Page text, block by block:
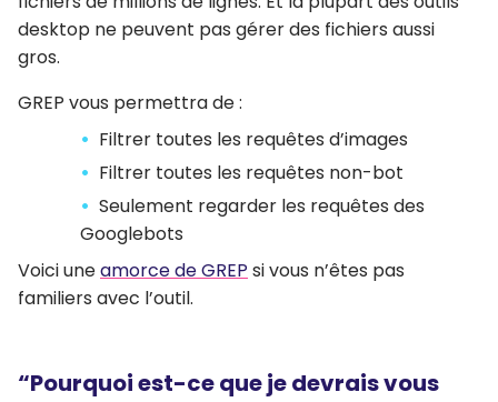
desktop ne peuvent pas gérer des fichiers aussi
gros.
GREP vous permettra de :
Filtrer toutes les requêtes d’images
Filtrer toutes les requêtes non-bot
Seulement regarder les requêtes des
Googlebots
Voici uneamorce de GREP si vous n’êtes pas
familiers avec l’outil.
“Pourquoi est-ce que je devrais vous